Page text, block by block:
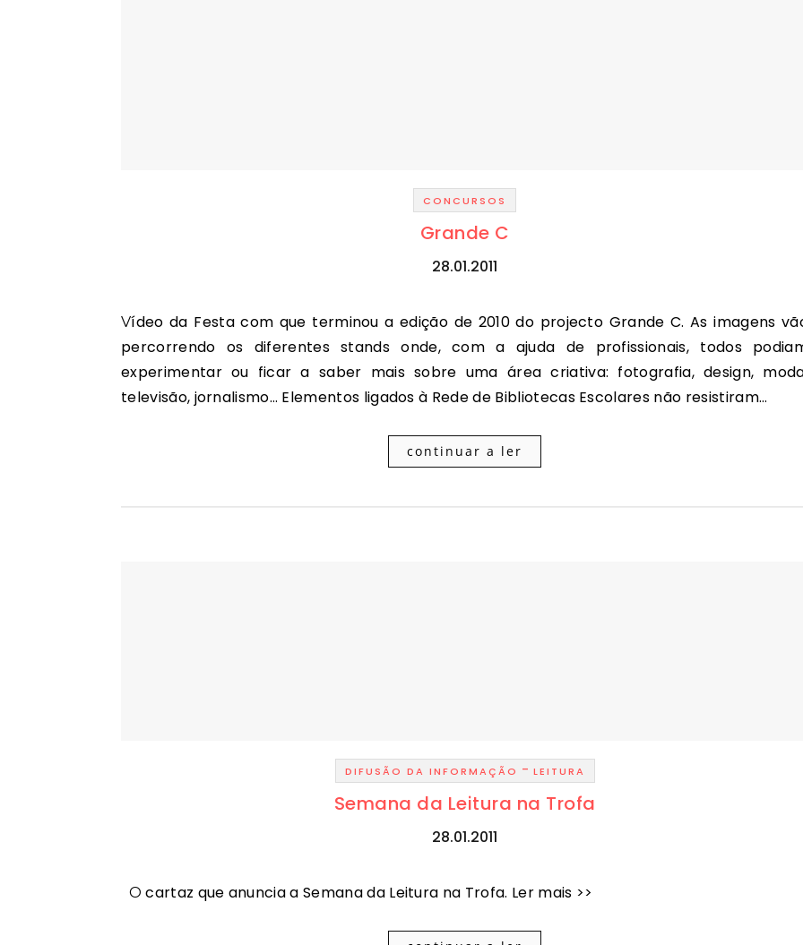
CONCURSOS
Grande C
28.01.2011
Vídeo da Festa com que terminou a edição de 2010 do projecto Grande C. As imagens vão
percorrendo os diferentes stands onde, com a ajuda de profissionais, todos
experimentar ou ficar a saber mais sobre uma área criativa: fotografia, design,
televisão, jornalismo… Elementos ligados à Rede de Bibliotecas Escolares não resistiram…
continuar a ler
DIFUSÃO DA INFORMAÇÃO - LEITURA
Semana da Leitura na Trofa
28.01.2011
O cartaz que anuncia a Semana da Leitura na Trofa. Ler mais >>